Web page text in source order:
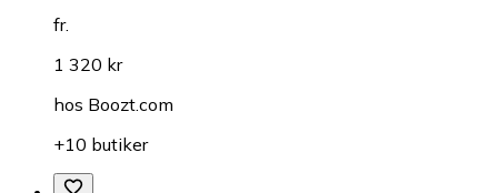
fr.
1 320 kr
hos Boozt.com
+10 butiker